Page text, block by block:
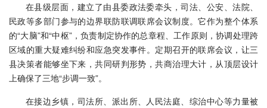
在县级层面，建立了由县委政法委牵头，司法、公安、法院、
民政等多部门参与的边界联防联调联席会议制度。它作为整个体系
的“大脑”和“中枢”，负责制定协作的总章程、工作原则，协调处理跨
区域的重大疑难纠纷和应急突发事件。定期召开的联席会议，让三
县决策者能够坐下来，共同研判形势，共商治理大计，从顶层设计
上确保了三地“步调一致”。
在接边乡镇，司法所、派出所、人民法庭、综治中心等力量被